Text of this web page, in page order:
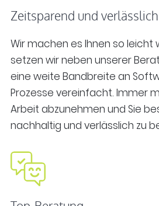
Zeitsparend und verlässlich
Wir machen es Ihnen so leicht
setzen wir neben unserer
eine weite Bandbreite an
Prozesse vereinfacht. Immer
Arbeit abzunehmen und Sie
nachhaltig und verlässlich zu